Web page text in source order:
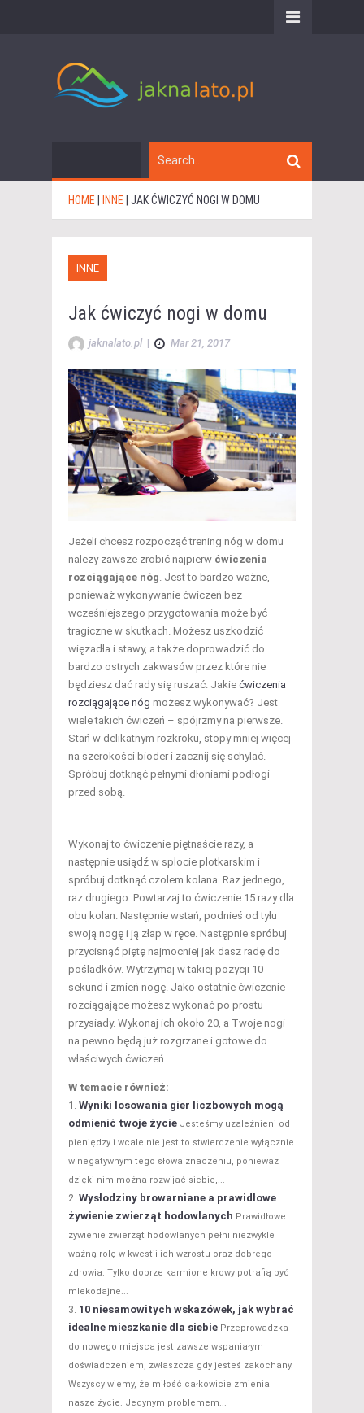
HOME INNE JAK ĆWICZYĆ NOGI W DOMU
INNE
Jak ćwiczyć nogi w domu
jaknalato.pl | Mar 21, 2017
Jeżeli chcesz rozpocząć trening nóg w domu
należy zawsze zrobić najpierw ćwiczenia
rozciągające nóg. Jest to bardzo ważne,
ponieważ wykonywanie ćwiczeń bez
wcześniejszego przygotowania może być
tragiczne w skutkach. Możesz uszkodzić
więzadła i stawy, a także doprowadzić do
bardzo ostrych zakwasów przez które nie
będziesz dać rady się ruszać. Jakie ćwiczenia
rozciągające nóg możesz wykonywać? Jest
wiele takich ćwiczeń – spójrzmy na pierwsze.
Stań w delikatnym rozkroku, stopy mniej więcej
na szerokości bioder i zacznij się schylać.
Spróbuj dotknąć pełnymi dłoniami podłogi
przed sobą.
Wykonaj to ćwiczenie piętnaście razy, a
następnie usiądź w splocie plotkarskim i
spróbuj dotknąć czołem kolana. Raz jednego,
raz drugiego. Powtarzaj to ćwiczenie 15 razy dla
obu kolan. Następnie wstań, podnieś od tyłu
swoją nogę i ją złap w ręce. Następnie spróbuj
przycisnąć piętę najmocniej jak dasz radę do
pośladków. Wytrzymaj w takiej pozycji 10
sekund i zmień nogę. Jako ostatnie ćwiczenie
rozciągające możesz wykonać po prostu
przysiady. Wykonaj ich około 20, a Twoje nogi
na pewno będą już rozgrzane i gotowe do
właściwych ćwiczeń.
W temacie również:
Wyniki losowania gier liczbowych mogą
odmienić twoje życie Jesteśmy uzależnieni od
pieniędzy i wcale nie jest to stwierdzenie wyłącznie
w negatywnym tego słowa znaczeniu, ponieważ
dzięki nim można rozwijać siebie,...
Wysłodziny browarniane a prawidłowe
żywienie zwierząt hodowlanych Prawidłowe
żywienie zwierząt hodowlanych pełni niezwykle
ważną rolę w kwestii ich wzrostu oraz dobrego
zdrowia. Tylko dobrze karmione krowy potrafią być
mlekodajne...
10 niesamowitych wskazówek, jak wybrać
idealne mieszkanie dla siebie Przeprowadzka
do nowego miejsca jest zawsze wspaniałym
doświadczeniem, zwłaszcza gdy jesteś zakochany.
Wszyscy wiemy, że miłość całkowicie zmienia
nasze życie. Jedynym problemem...